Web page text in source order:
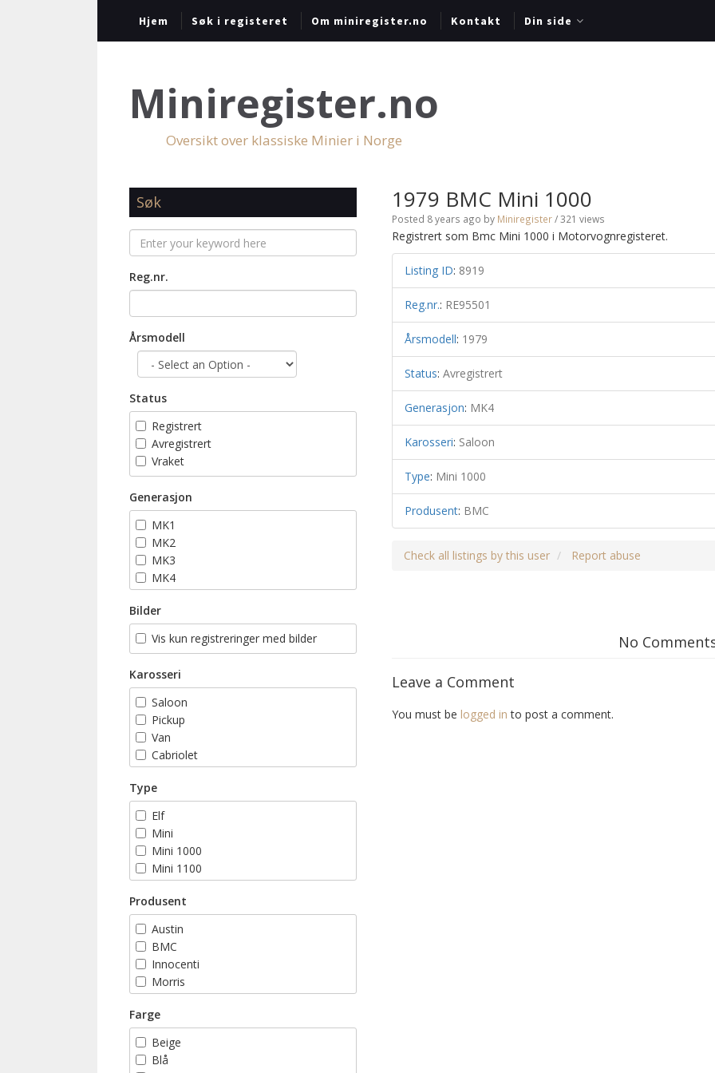
Hjem Søk i registeret Om miniregister.no Kontakt Din side
Miniregister.no
Oversikt over klassiske Minier i Norge
1979 BMC Mini 1000
Posted 8 years ago by Miniregister/ 321 views
Registrert som Bmc Mini 1000 i Motorvognregisteret.
Listing ID: 8919
Reg.nr.: RE95501
Årsmodell: 1979
Status: Avregistrert
Generasjon: MK4
Karosseri: Saloon
Type: Mini 1000
Produsent: BMC
Check all listings by this user Report abuse
No
Leave a Comment
You must be logged in to post a comment.
Søk
Reg.nr.
Årsmodell
Status
Registrert
Avregistrert
Vraket
Generasjon
MK1
MK2
MK3
MK4
MK5
MK6
MK7
Bilder
Vis kun registreringer med bilder
Karosseri
Saloon
Pickup
Van
Cabriolet
Stasjonsvogn
Type
Elf
Mini
Mini 1000
Mini 1100
Mini 1275 GT
Mini 35
Mini 850
Mini Balmoral
Mini Blue Star
Mini British Open
Mini Brooklands
Mini Cabriolet
Mini City
Mini Classic Sport
Produsent
Austin
BMC
Innocenti
Morris
Riley
Rover
Farge
Beige
Blå